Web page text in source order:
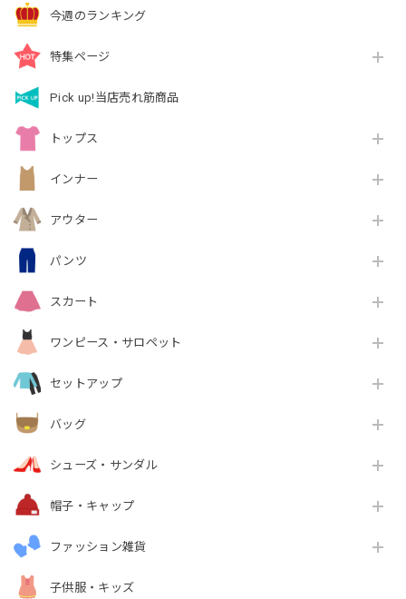
今週のランキング
特集ページ
Pick up!当店売れ筋商品
トップス
インナー
アウター
パンツ
スカート
ワンピース・サロペット
セットアップ
バッグ
シューズ・サンダル
帽子・キャップ
ファッション雑貨
子供服・キッズ